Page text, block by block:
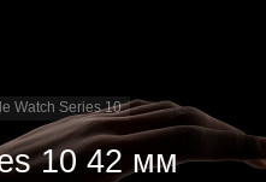
Watch Series 10
10 42 мм